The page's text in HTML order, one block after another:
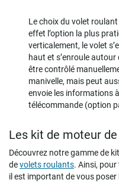
Le choix du volet
effet l’option la plus
verticalement, le volet
haut et s’enroule
être contrôlé
manivelle, mais peut
envoie les informations
télécommande (option
Les kit de moteur
Découvrez notre gamme de
devolets roulants. Ainsi,
il est important de vous